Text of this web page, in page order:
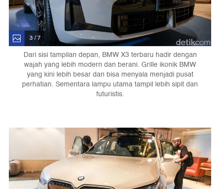
3 / 7
Dari sisi tampilan depan, BMW X3 terbaru hadir dengan
wajah yang lebih modern dan berani. Grille ikonik BMW
yang kini lebih besar dan bisa menyala menjadi pusat
perhatian. Sementara lampu utama tampil lebih sipit dan
futuristis.